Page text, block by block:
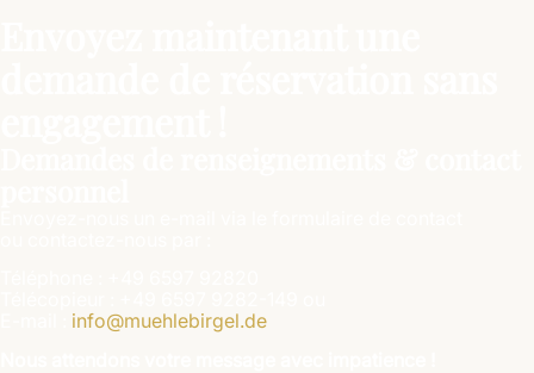
info@muehlebirgel.de